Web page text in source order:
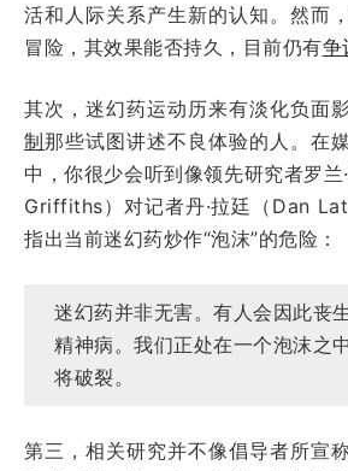
活和人际关系产生新的认知。然而
冒险，其效果能否持久，目前仍有争
其次，迷幻药运动历来有淡化负面
制那些试图讲述不良体验的人。在
中，你很少会听到像领先研究者罗
Griffiths）对记者丹·拉廷（Dan
指出当前迷幻药炒作“泡沫”的危险：
迷幻药并非无害。有人会因此丧
精神病。我们正处在一个泡沫之
将破裂。
第三，相关研究并不像倡导者所宣